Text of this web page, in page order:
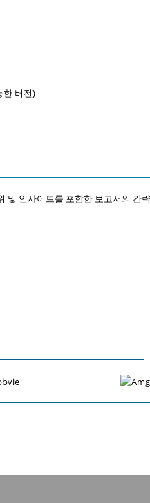
한 버전)
및 인사이트를 포함한 보고서의 간